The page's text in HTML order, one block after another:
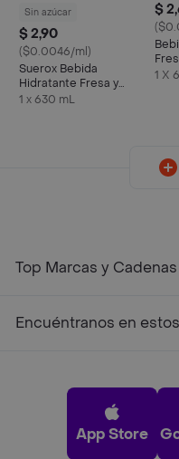
Sin azúcar
$ 2,90
($0.0046/ml)
Suerox Bebida
Hidratante Fresa y
Frutos Rojos
1 x 630 mL
$
1 X
Top Marcas y
Encuéntranos en
App Store